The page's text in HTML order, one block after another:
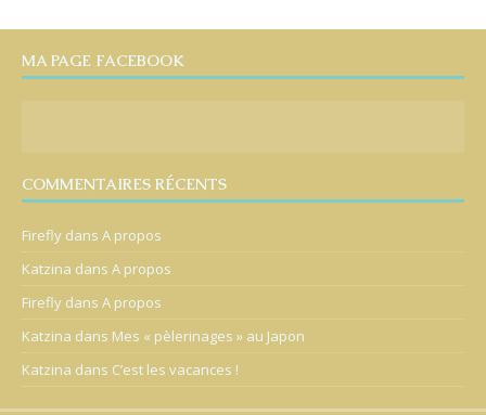
MA PAGE FACEBOOK
COMMENTAIRES RÉCENTS
Firefly dans A propos
Katzina dans A propos
Firefly dans A propos
Katzina dans Mes « pèlerinages » au Japon
Katzina dans C’est les vacances !